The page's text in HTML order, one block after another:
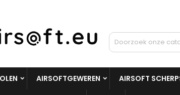
AIRSOFTGEWEREN AIRSOFT